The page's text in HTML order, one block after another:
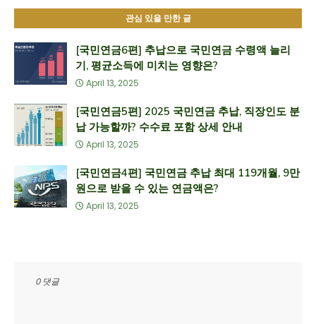
관심 있을 만한 글
[국민연금6편] 추납으로 국민연금 수령액 늘리
기, 평균소득에 미치는 영향은?
April 13, 2025
[국민연금5편] 2025 국민연금 추납, 직장인도 분
납 가능할까? 수수료 포함 상세 안내
April 13, 2025
[국민연금4편] 국민연금 추납 최대 119개월, 9만
원으로 받을 수 있는 연금액은?
April 13, 2025
0 댓글